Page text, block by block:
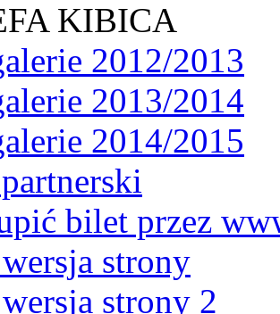
KIBICA
2012/2013
2013/2014
2014/2015
bilet przez
strony
strony 2